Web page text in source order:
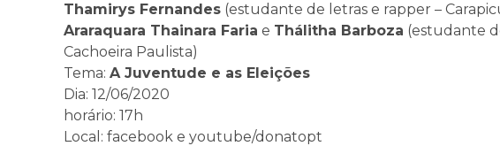
Thamirys Fernandes (estudante de letras e rapper –
Araraquara Thainara Faria e Thálitha Barboza (estudante
Cachoeira Paulista)
Tema: A Juventude e as Eleições
Dia: 12/06/2020
horário: 17h
Local: facebook e youtube/donatopt